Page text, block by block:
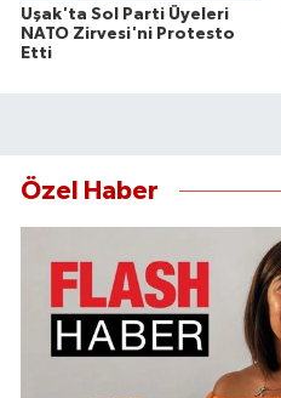
Uşak'ta Sol Parti Üyeleri
NATO Zirvesi'ni Protesto
Etti
Özel Haber